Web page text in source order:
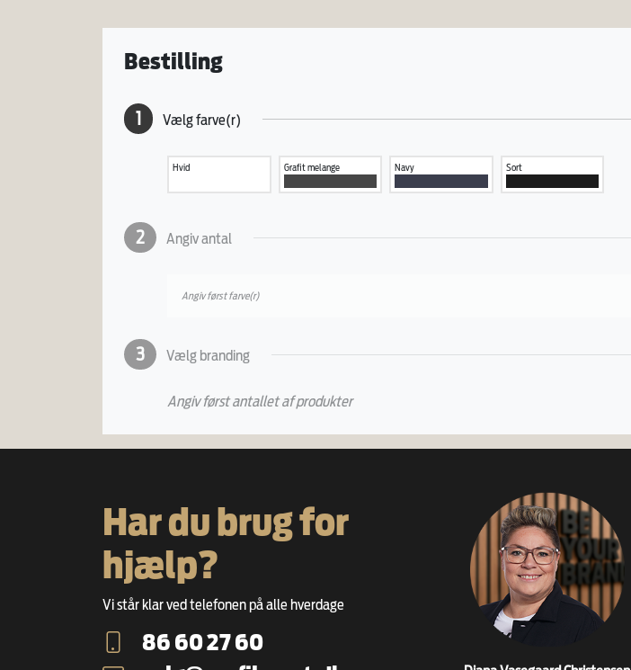
Bestilling
1 Vælg farve(r)
Hvid Grafit melange Navy Sort
2 Angiv antal
Angiv først farve(r)
3 Vælg branding
Angiv først antallet af produkter
Har du brug for
hjælp?
Vi står klar ved telefonen på alle hverdage
86 60 27 60